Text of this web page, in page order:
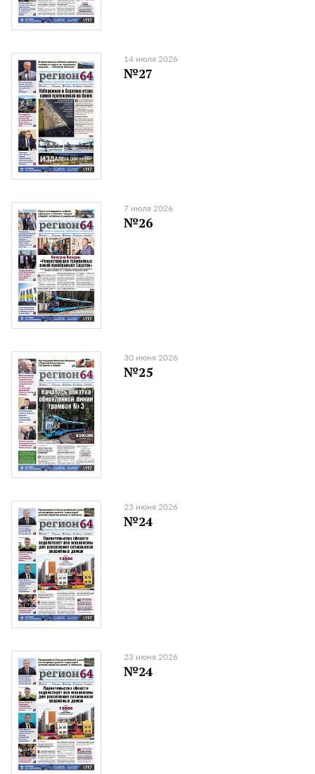
14 июля 2026
№27
7 июля 2026
№26
30 июня 2026
№25
23 июня 2026
№24
23 июня 2026
№24